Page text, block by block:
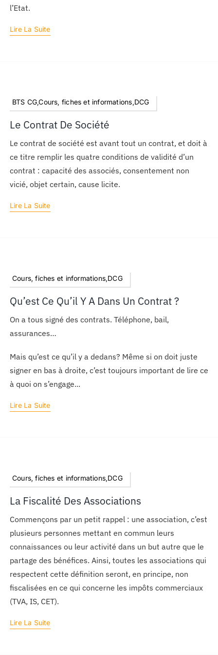
l’Etat.
Lire La Suite
BTS CG,Cours, fiches et informations,DCG
Le Contrat De Société
Le contrat de société est avant tout un contrat, et doit à
ce titre remplir les quatre conditions de validité d’un
contrat : capacité des associés, consentement non
vicié, objet certain, cause licite.
Lire La Suite
Cours, fiches et informations,DCG
Qu’est Ce Qu’il Y A Dans Un Contrat ?
On a tous signé des contrats. Téléphone, bail,
assurances…
Mais qu’est ce qu’il y a dedans? Même si on doit juste
signer en bas à droite, c’est toujours important de lire ce
à quoi on s’engage...
Lire La Suite
Cours, fiches et informations,DCG
La Fiscalité Des Associations
Commençons par un petit rappel : une association, c’est
plusieurs personnes mettant en commun leurs
connaissances ou leur activité dans un but autre que le
partage des bénéfices. Ainsi, toutes les associations qui
respectent cette définition seront, en principe, non
fiscalisées en ce qui concerne les impôts commerciaux
(TVA, IS, CET).
Lire La Suite